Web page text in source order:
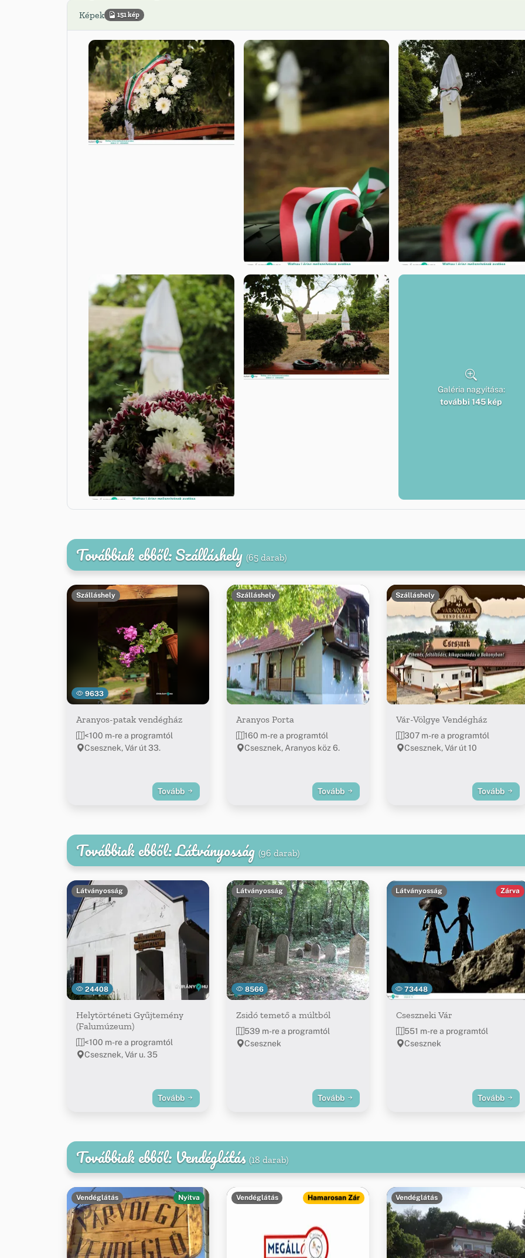
Képek 151 kép
Galéria nagyítása:
további 145 kép
Továbbiak ebből: Szálláshely (65 darab)
9633
Szálláshely
Aranyos-patak vendégház
<100 m-re a programtól
Csesznek, Vár út 33.
Tovább
Szálláshely
Aranyos Porta
160 m-re a programtól
Csesznek, Aranyos köz 6.
Tovább
Szálláshely
Vár-Völgye Vendégház
307 m-re a programtól
Csesznek, Vár út 10
Tovább
Továbbiak ebből: Látványosság (96 darab)
24408
Látványosság
Helytörténeti Gyűjtemény
(Falumúzeum)
<100 m-re a programtól
Csesznek, Vár u. 35
Tovább
8566
Látványosság
Zsidó temető a múltból
539 m-re a programtól
Csesznek
Tovább
73448
Látványosság Zárva
Cseszneki Vár
551 m-re a programtól
Csesznek
Tovább
Továbbiak ebből: Vendéglátás (18 darab)
Vendéglátás Nyitva Vendéglátás Hamarosan Zár Vendéglátás